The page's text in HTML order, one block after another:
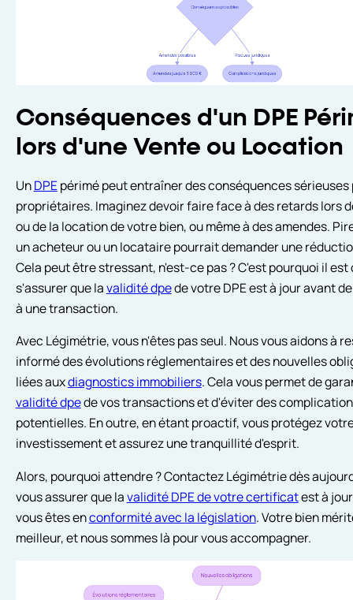
Conséquences d'un DPE
lors d'une Vente ou Location
UnDPEpérimé peut entraîner des conséquences sérieuses
propriétaires. Imaginez devoir faire face à des retards lors
ou de la location de votre bien, ou même à des amendes.
un acheteur ou un locataire pourrait demander une
Cela peut être stressant, n'est-ce pas ? C'est pourquoi il est
s'assurer que lavalidité dpede votre DPE est à jour avant
à une transaction.
Avec Légimétrie, vous n'êtes pas seul. Nous vous aidons à
informé des évolutions réglementaires et des nouvelles
liées auxdiagnostics immobiliers. Cela vous permet de
validité dpede vos transactions et d'éviter des
potentielles. En outre, en étant proactif, vous protégez
investissement et assurez une tranquillité d'esprit.
Alors, pourquoi attendre ? Contactez Légimétrie dès
vous assurer que lavalidité DPE de votre certificatest à
vous êtes enconformité avec la législation. Votre bien
meilleur, et nous sommes là pour vous accompagner.